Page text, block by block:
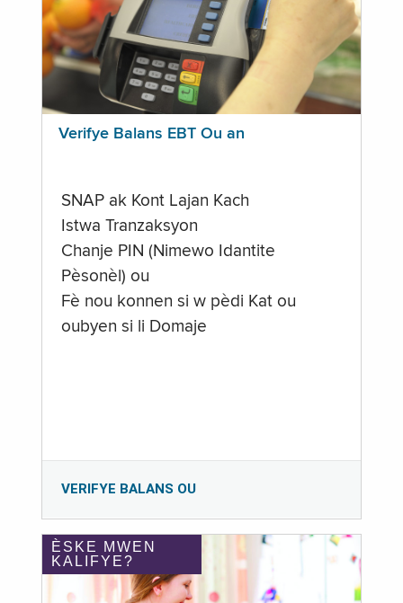
Verifye Balans EBT Ou an
SNAP ak Kont Lajan Kach
Istwa Tranzaksyon
Chanje PIN (Nimewo Idantite
Pèsonèl) ou
Fè nou konnen si w pèdi Kat ou
oubyen si li Domaje
VERIFYE BALANS OU
ÈSKE MWEN
KALIFYE?